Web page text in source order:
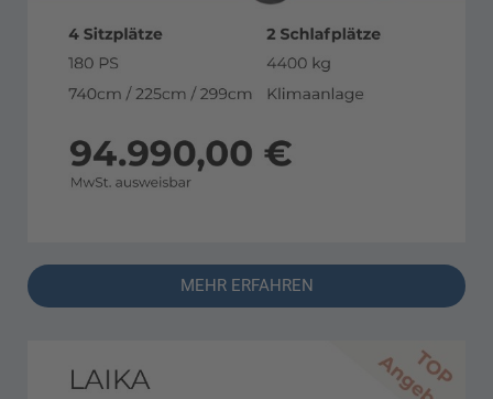
MEHR ERFAHREN